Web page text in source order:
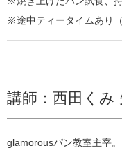
※途中ティータイムあり
講師：西田くみ
glamorousパン教室主宰。